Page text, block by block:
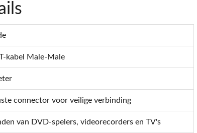
kabel Male-Male
connector voor veilige verbinding
van DVD-spelers, videorecorders en TV's